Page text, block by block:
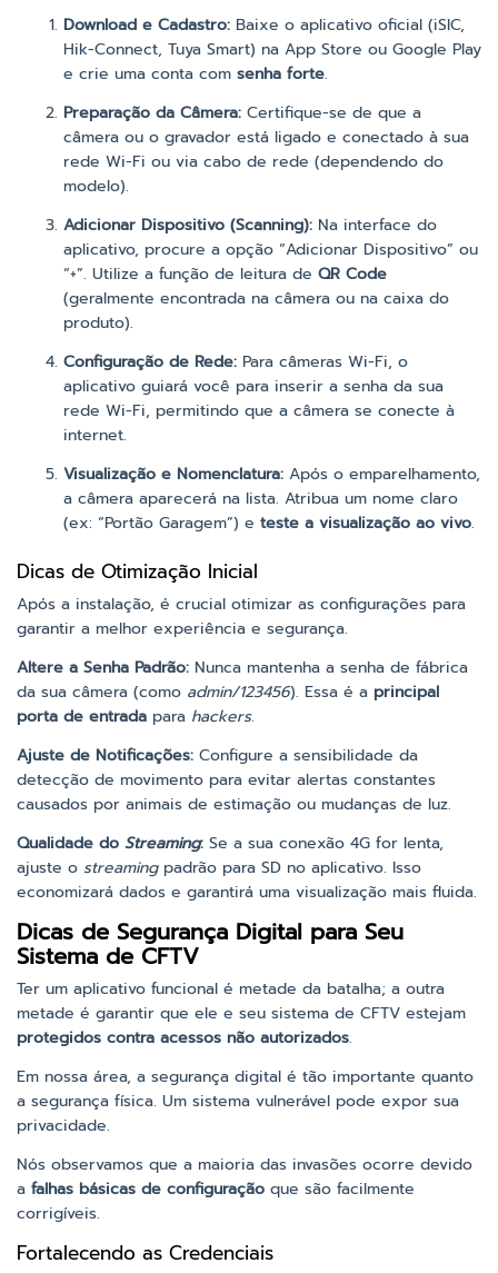
Download e Cadastro: Baixe o aplicativo oficial (iSIC,
Hik-Connect, Tuya Smart) na App Store ou Google Play
e crie uma conta com senha forte.
Preparação da Câmera: Certifique-se de que a
câmera ou o gravador está ligado e conectado à sua
rede Wi-Fi ou via cabo de rede (dependendo do
modelo).
Adicionar Dispositivo (Scanning): Na interface do
aplicativo, procure a opção “Adicionar Dispositivo” ou
“+”. Utilize a função de leitura de QR Code
(geralmente encontrada na câmera ou na caixa do
produto).
Configuração de Rede: Para câmeras Wi-Fi, o
aplicativo guiará você para inserir a senha da sua
rede Wi-Fi, permitindo que a câmera se conecte à
internet.
Visualização e Nomenclatura: Após o emparelhamento,
a câmera aparecerá na lista. Atribua um nome claro
(ex: “Portão Garagem”) e teste a visualização ao vivo.
Dicas de Otimização Inicial
Após a instalação, é crucial otimizar as configurações para
garantir a melhor experiência e segurança.
Altere a Senha Padrão: Nunca mantenha a senha de fábrica
da sua câmera (como admin/123456). Essa é a principal
porta de entrada para hackers.
Ajuste de Notificações: Configure a sensibilidade da
detecção de movimento para evitar alertas constantes
causados por animais de estimação ou mudanças de luz.
Qualidade do Streaming: Se a sua conexão 4G for lenta,
ajuste o streamingpadrão para SD no aplicativo. Isso
economizará dados e garantirá uma visualização mais fluida.
Dicas de Segurança Digital para Seu
Sistema de CFTV
Ter um aplicativo funcional é metade da batalha; a outra
metade é garantir que ele e seu sistema de CFTV estejam
protegidos contra acessos não autorizados.
Em nossa área, a segurança digital é tão importante quanto
a segurança física. Um sistema vulnerável pode expor sua
privacidade.
Nós observamos que a maioria das invasões ocorre devido
a falhas básicas de configuração que são facilmente
corrigíveis.
Fortalecendo as Credenciais